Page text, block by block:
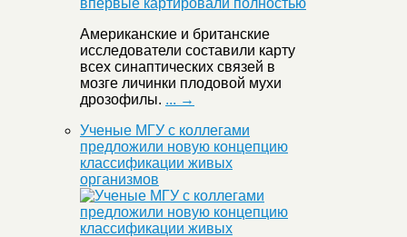
Американские и британские
исследователи составили карту
всех синаптических связей в
мозге личинки плодовой мухи
дрозофилы. ... →
Ученые МГУ с коллегами
предложили новую концепцию
классификации живых
организмов